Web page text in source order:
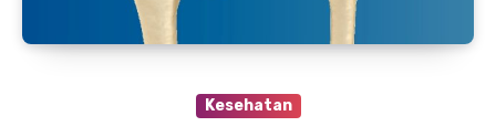
Kesehatan